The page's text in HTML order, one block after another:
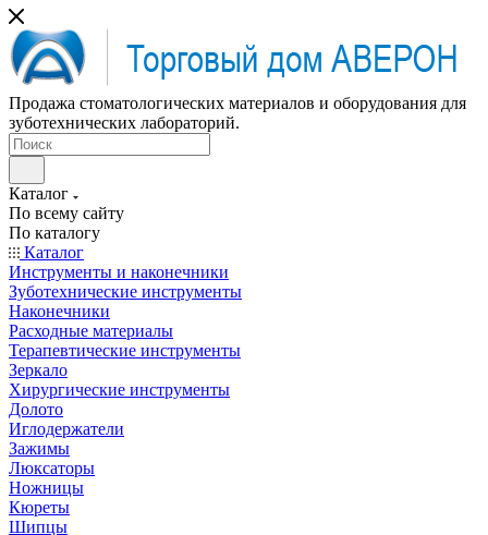
Продажа стоматологических материалов и оборудования для
зуботехнических лабораторий.
Каталог
По всему сайту
По каталогу
Каталог
Инструменты и наконечники
Зуботехнические инструменты
Наконечники
Расходные материалы
Терапевтические инструменты
Зеркало
Хирургические инструменты
Долото
Иглодержатели
Зажимы
Люксаторы
Ножницы
Кюреты
Шипцы